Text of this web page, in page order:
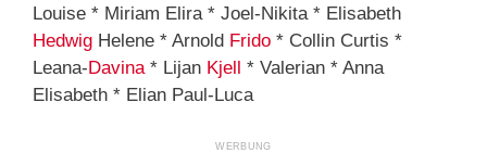
Louise * Miriam Elira * Joel-Nikita * Elisabeth
Hedwig Helene * Arnold Frido * Collin Curtis *
Leana-Davina * Lijan Kjell * Valerian * Anna
Elisabeth * Elian Paul-Luca